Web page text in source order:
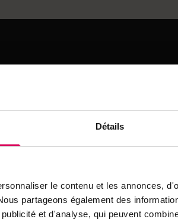
Détails
le contenu et les annonces,
partageons également des
et d'analyse, qui peuvent
disponible sur le site internet du
relatives aux dates et aux
permettant de s’inscrire